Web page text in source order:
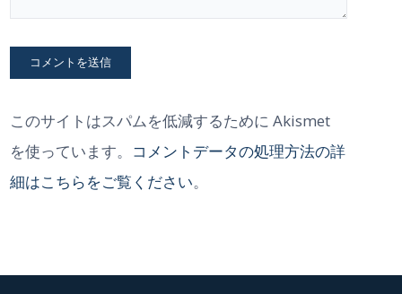
このサイトはスパムを低減するために Akismet
を使っています。 コメントデータの処理方法の詳
細はこちらをご覧ください。